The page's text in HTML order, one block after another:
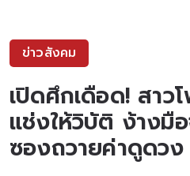
ข่าวสังคม
เปิดศึกเดือด! สาว
แช่งให้วิบัติ ง้างมื
ซองถวายค่าดูดวง